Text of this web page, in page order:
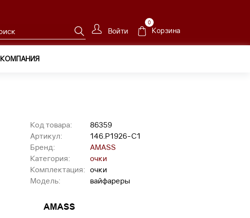
Войти
0
Корзина
КОМПАНИЯ
Код товара:
86359
Артикул:
146.P1926-C1
Бренд:
AMASS
Категория:
очки
Комплектация:
очки
Модель:
вайфареры